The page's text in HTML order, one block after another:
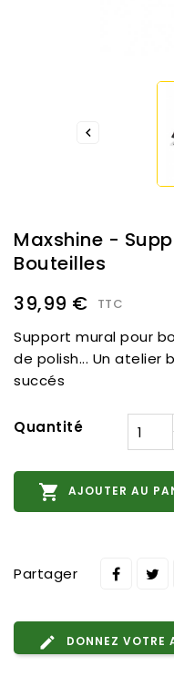

Maxshine -
Bouteilles
39,99 €
TTC
Support mural pour
de polish... Un atelier
succés
Quantité
 AJOUTER AU
Partager
DONNEZ VOTRE